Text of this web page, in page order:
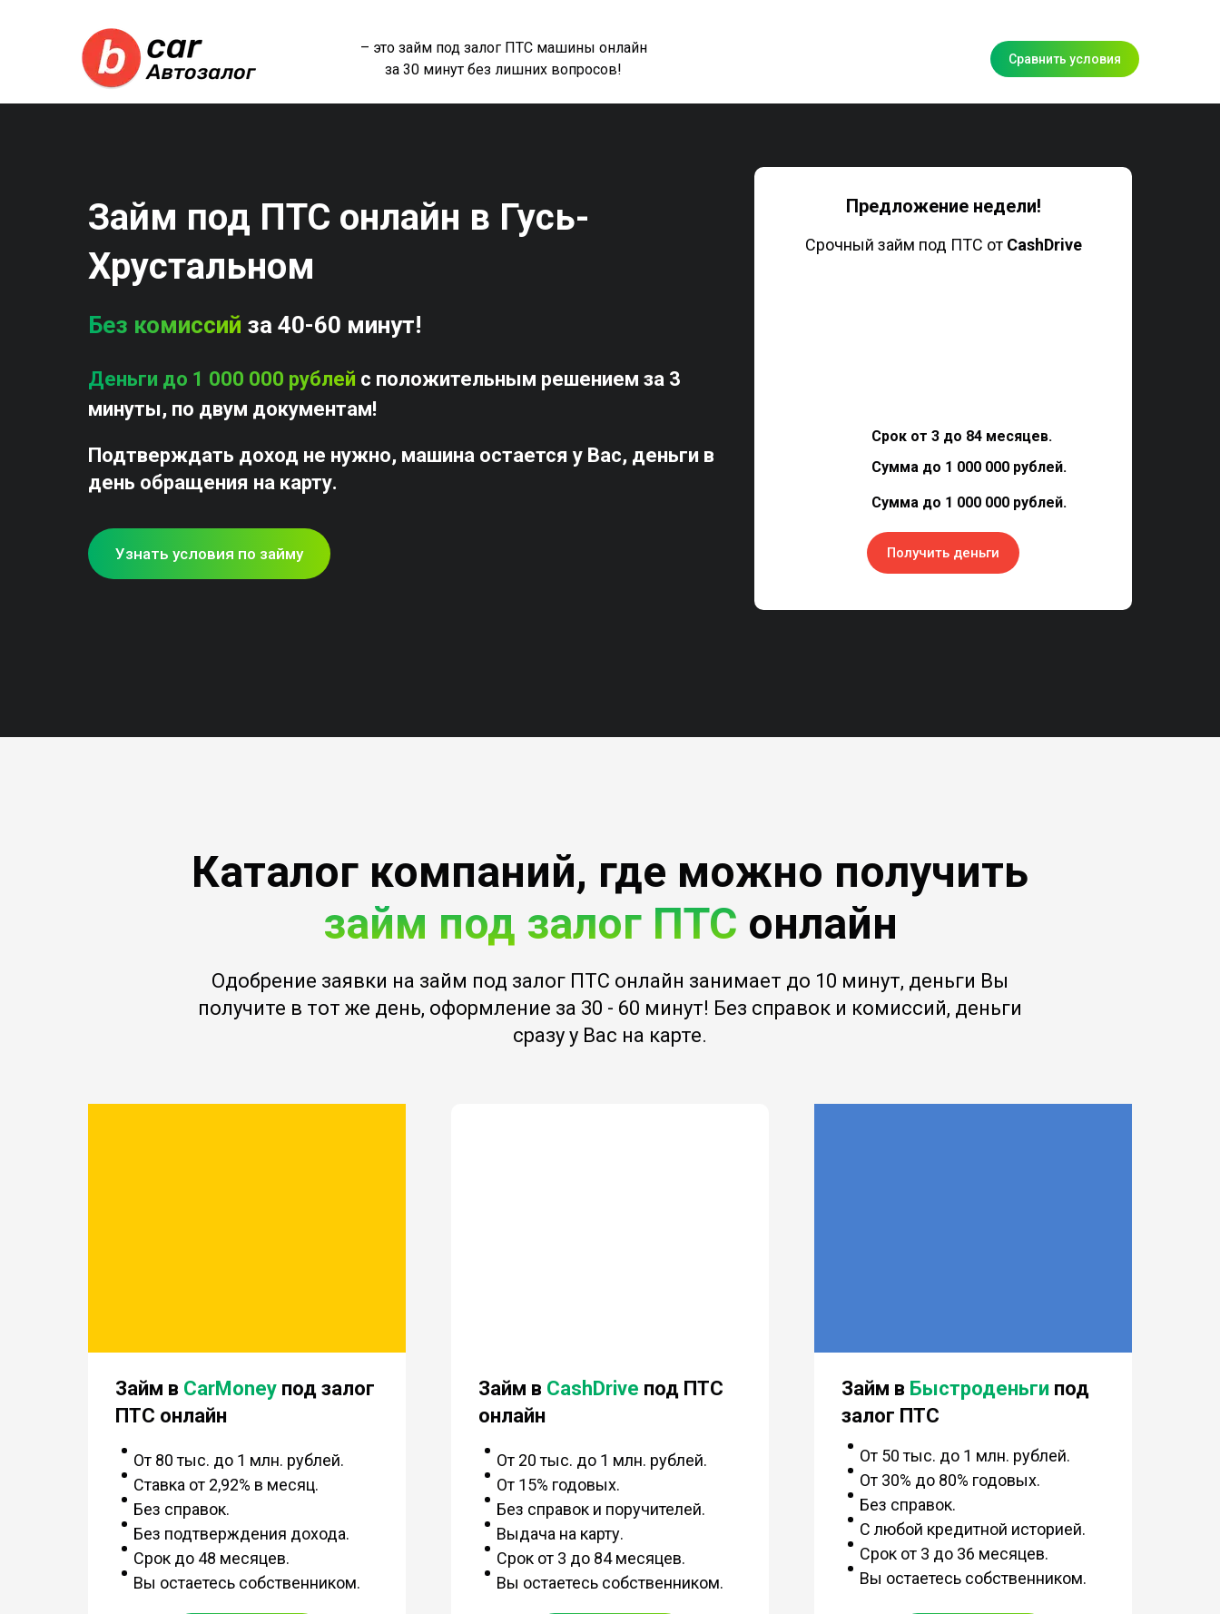
– это займ под залог ПТС машины онлайн
за 30 минут без лишних вопросов!
Сравнить условия
Займ под ПТС онлайн в Гусь-
Хрустальном
Без комиссий за 40-60 минут!
Деньги до 1 000 000 рублей с положительным решением за 3
минуты, по двум документам!
Подтверждать доход не нужно, машина остается у Вас, деньги в
день обращения на карту.
Узнать условия по займу
Предложение недели!
Срочный займ под ПТС от CashDrive
Срок от 3 до 84 месяцев.
Сумма до 1 000 000 рублей.
Сумма до 1 000 000 рублей.
Получить деньги
Каталог компаний, где можно получить
займ под залог ПТС онлайн
Одобрение заявки на займ под залог ПТС онлайн занимает до 10 минут, деньги Вы
получите в тот же день, оформление за 30 - 60 минут! Без справок и комиссий, деньги
сразу у Вас на карте.
Займ в CarMoney под залог
ПТС онлайн
От 80 тыс. до 1 млн. рублей.
Ставка от 2,92% в месяц.
Без справок.
Без подтверждения дохода.
Срок до 48 месяцев.
Вы остаетесь собственником.
Займ в CashDrive под ПТС
онлайн
От 20 тыс. до 1 млн. рублей.
От 15% годовых.
Без справок и поручителей.
Выдача на карту.
Срок от 3 до 84 месяцев.
Вы остаетесь собственником.
Займ в Быстроденьгипод
залог ПТС
От 50 тыс. до 1 млн. рублей.
От 30% до 80% годовых.
Без справок.
С любой кредитной историей.
Срок от 3 до 36 месяцев.
Вы остаетесь собственником.